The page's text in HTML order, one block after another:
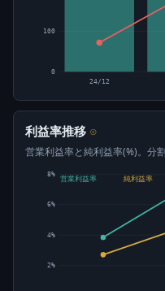
0
100
24/12
利益率推移 ⊙
営業利益率と純利益率(%)。分
2%
4%
6%
8%
営業利益率 純利益率